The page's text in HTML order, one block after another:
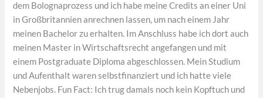
dem Bolognaprozess und ich habe meine Credits an einer Uni
in Großbritannien anrechnen lassen, um nach einem Jahr
meinen Bachelor zu erhalten. Im Anschluss habe ich dort auch
meinen Master in Wirtschaftsrecht angefangen und mit
einem Postgraduate Diploma abgeschlossen. Mein Studium
und Aufenthalt waren selbstfinanziert und ich hatte viele
Nebenjobs. Fun Fact: Ich trug damals noch kein Kopftuch und